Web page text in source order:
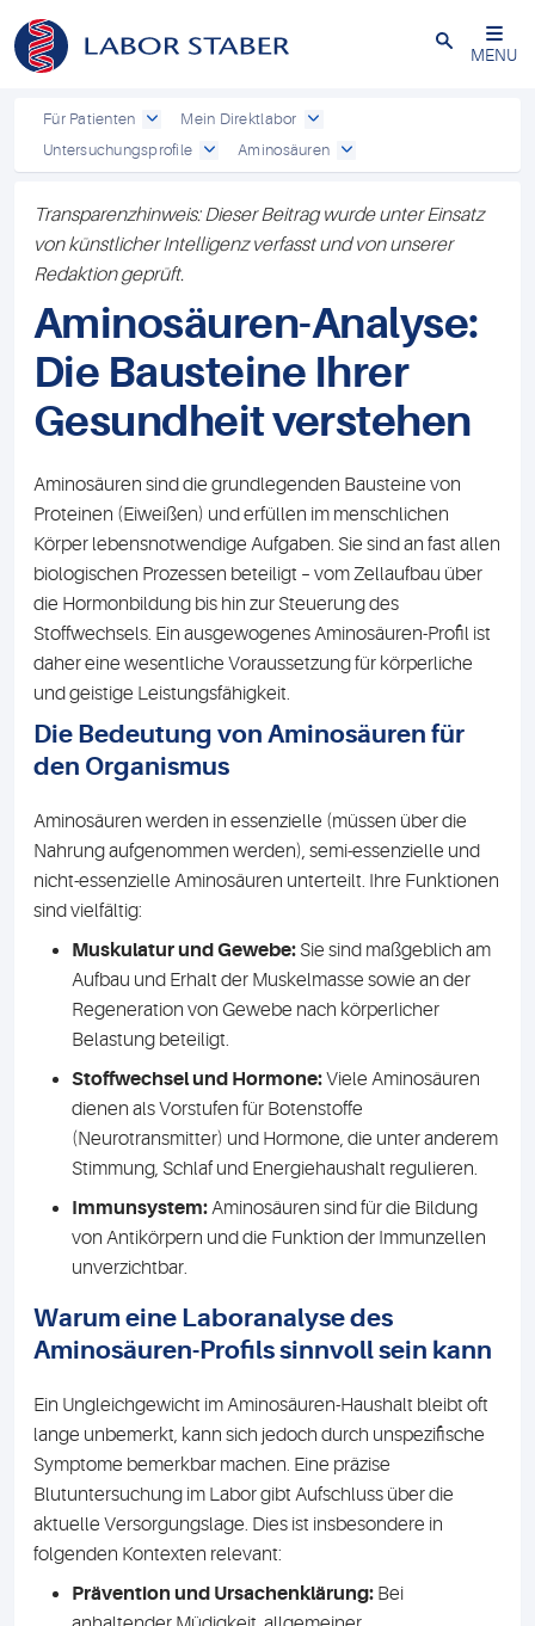
Schließen
MENU
Für Patienten
Mein Direktlabor
Untersuchungsprofile
Aminosäuren
Transparenzhinweis: Dieser Beitrag wurde unter Einsatz
von künstlicher Intelligenz verfasst und von unserer
Redaktion geprüft.
Aminosäuren-Analyse:
Die Bausteine Ihrer
Gesundheit verstehen
Aminosäuren sind die grundlegenden Bausteine von
Proteinen (Eiweißen) und erfüllen im menschlichen
Körper lebensnotwendige Aufgaben. Sie sind an fast allen
biologischen Prozessen beteiligt – vom Zellaufbau über
die Hormonbildung bis hin zur Steuerung des
Stoffwechsels. Ein ausgewogenes Aminosäuren-Profil ist
daher eine wesentliche Voraussetzung für körperliche
und geistige Leistungsfähigkeit.
Die Bedeutung von Aminosäuren für
den Organismus
Aminosäuren werden in essenzielle (müssen über die
Nahrung aufgenommen werden), semi-essenzielle und
nicht-essenzielle Aminosäuren unterteilt. Ihre Funktionen
sind vielfältig:
Muskulatur und Gewebe: Sie sind maßgeblich am
Aufbau und Erhalt der Muskelmasse sowie an der
Regeneration von Gewebe nach körperlicher
Belastung beteiligt.
Stoffwechsel und Hormone:Viele Aminosäuren
dienen als Vorstufen für Botenstoffe
(Neurotransmitter) und Hormone, die unter anderem
Stimmung, Schlaf und Energiehaushalt regulieren.
Immunsystem:Aminosäuren sind für die Bildung
von Antikörpern und die Funktion der Immunzellen
unverzichtbar.
Warum eine Laboranalyse des
Aminosäuren-Profils sinnvoll sein kann
Ein Ungleichgewicht im Aminosäuren-Haushalt bleibt oft
lange unbemerkt, kann sich jedoch durch unspezifische
Symptome bemerkbar machen. Eine präzise
Blutuntersuchung im Labor gibt Aufschluss über die
aktuelle Versorgungslage. Dies ist insbesondere in
folgenden Kontexten relevant:
Prävention und Ursachenklärung: Bei